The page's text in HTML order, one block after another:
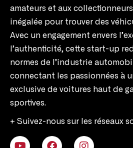
amateurs et aux
inégalée pour trouver des
Avec un engagement envers
l’authenticité, cette start-up
normes de l’industrie
connectant les passionnées à
exclusive de voitures haut de
sportives.
+ Suivez-nous sur les réseaux